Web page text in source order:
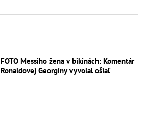
FOTO Messiho žena v bikinách: Komentár
Ronaldovej Georginy vyvolal ošiaľ